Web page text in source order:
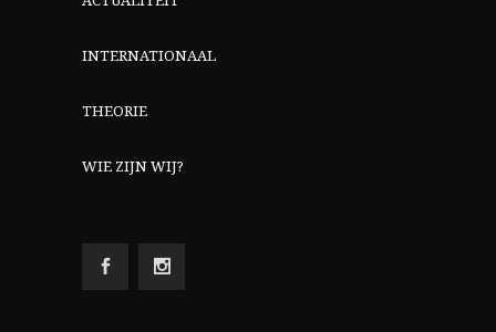
INTERNATIONAAL
THEORIE
WIE ZIJN WIJ?